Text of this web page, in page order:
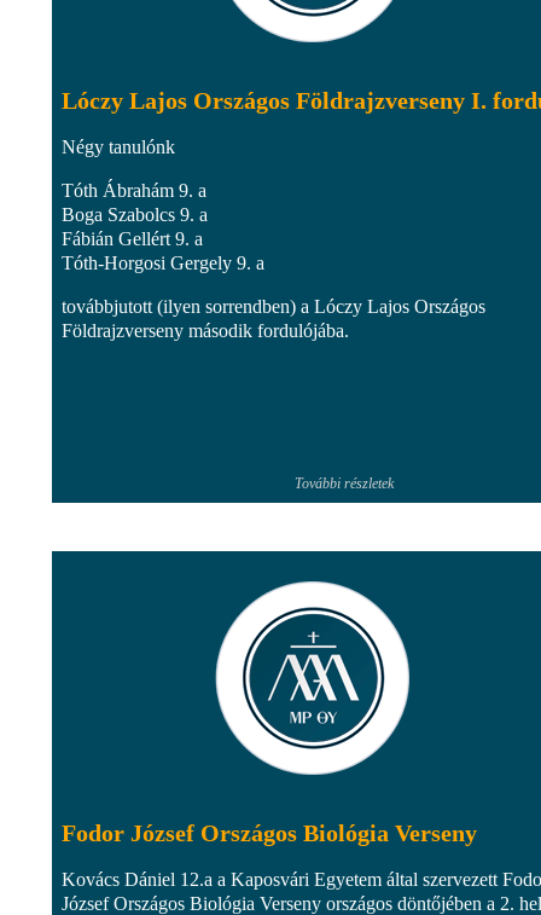
Lóczy Lajos Országos Földrajzverseny I.
Négy tanulónk
Tóth Ábrahám 9. a
Boga Szabolcs 9. a
Fábián Gellért 9. a
Tóth-Horgosi Gergely 9. a
továbbjutott (ilyen sorrendben) a Lóczy Lajos Országos
Földrajzverseny második fordulójába.
További részletek
Fodor József Országos Biológia Verseny
Kovács Dániel 12.a a Kaposvári Egyetem által szervezett
József Országos Biológia Verseny országos döntőjében a 2.